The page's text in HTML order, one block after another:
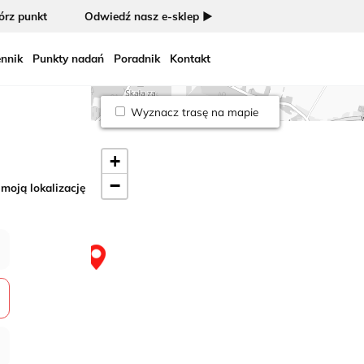
punkt Odwiedź nasz e-sklep ►
Punkty nadań Poradnik Kontakt
lokalizację
Wyznacz trasę na mapie
+
−